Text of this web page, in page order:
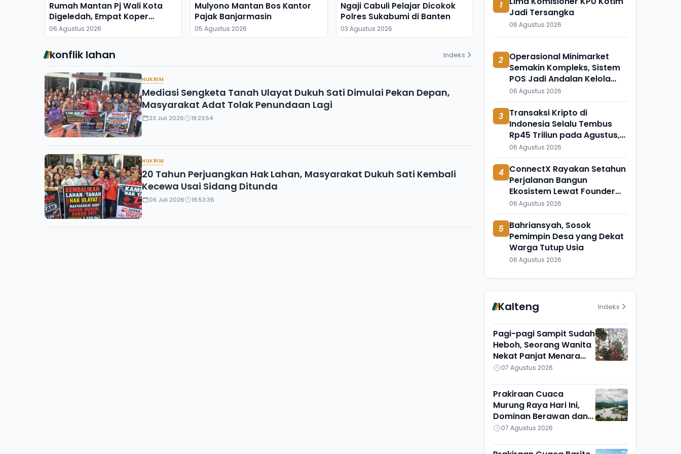
Rumah Mantan Pj Wali Kota
Digeledah, Empat Koper
Dibawa
06 Agustus 2026
Mulyono Mantan Bos Kantor
Pajak Banjarmasin
05 Agustus 2026
Ngaji Cabuli Pelajar Dicokok
Polres Sukabumi di Banten
03 Agustus 2026
Meninggal Mendadak, Ada
31 Juli 2026
konflik lahan Indeks
HUKRIM
Mediasi Sengketa Tanah Ulayat Dukuh Sati Dimulai Pekan Depan,
Masyarakat Adat Tolak Penundaan Lagi
23 Juli 2026 18:23:54
HUKRIM
20 Tahun Perjuangkan Hak Lahan, Masyarakat Dukuh Sati Kembali
Kecewa Usai Sidang Ditunda
09 Juli 2026 16:53:36
1
Jadi Tersangka
06 Agustus 2026
2 Operasional Minimarket
Semakin Kompleks, Sistem
POS Jadi Andalan Kelola
Transaksi dan Stok
06 Agustus 2026
3 Transaksi Kripto di
Indonesia Selalu Tembus
Rp45 Triliun pada Agustus,
Apa Penyebabnya?
06 Agustus 2026
4 ConnectX Rayakan Setahun
Perjalanan Bangun
Ekosistem Lewat Founder
dan Builder Summit 2026
06 Agustus 2026
5 Bahriansyah, Sosok
Pemimpin Desa yang Dekat
Warga Tutup Usia
06 Agustus 2026
Kalteng Indeks
Pagi-pagi Sampit Sudah
Heboh, Seorang Wanita
Nekat Panjat Menara
TVRI, Mau Apa?
07 Agustus 2026
Prakiraan Cuaca
Murung Raya Hari Ini,
Dominan Berawan dan
Cerah, Seribu Riam
07 Agustus 2026